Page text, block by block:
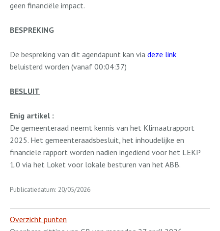
geen financiële impact.
BESPREKING
De bespreking van dit agendapunt kan via deze link
beluisterd worden (vanaf 00:04:37)
BESLUIT
Enig artikel :
De gemeenteraad neemt kennis van het Klimaatrapport
2025. Het gemeenteraadsbesluit, het inhoudelijke en
financiële rapport worden nadien ingediend voor het LEKP
1.0 via het Loket voor lokale besturen van het ABB.
Publicatiedatum: 20/05/2026
Overzicht punten